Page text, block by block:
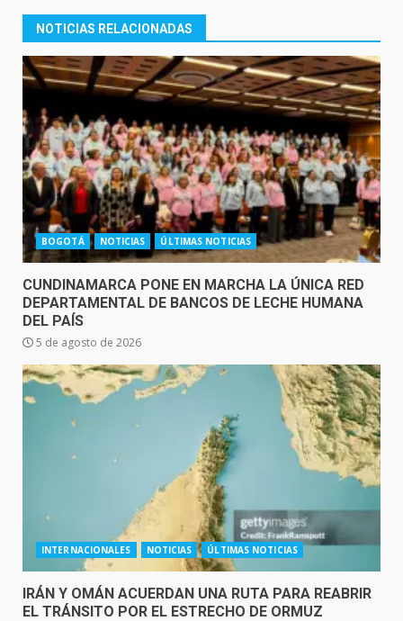
NOTICIAS RELACIONADAS
BOGOTÁ NOTICIAS ÚLTIMAS NOTICIAS
CUNDINAMARCA PONE EN MARCHA LA ÚNICA RED
DEPARTAMENTAL DE BANCOS DE LECHE HUMANA
DEL PAÍS
5 de agosto de 2026
INTERNACIONALES NOTICIAS ÚLTIMAS NOTICIAS
IRÁN Y OMÁN ACUERDAN UNA RUTA PARA REABRIR
EL TRÁNSITO POR EL ESTRECHO DE ORMUZ